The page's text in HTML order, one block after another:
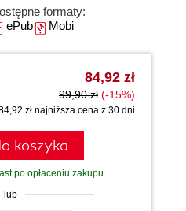
formaty:
Mobi
84,92 zł
99,90 zł (-15%)
zł najniższa cena z 30 dni
koszyka
po opłaceniu zakupu
lub